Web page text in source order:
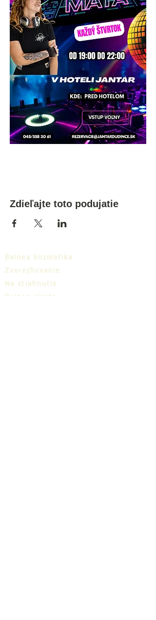
Zdieľajte toto podujatie
Balnea kozmetika
Zverejňovanie
Na stiahnutie
Balnea cluster